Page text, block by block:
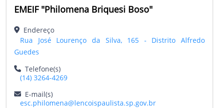
EMEIF "Philomena Briquesi Boso"
Endereço
Rua José Lourenço da Silva, 165 - Distrito Alfredo
Guedes
Telefone(s)
(14) 3264-4269
E-mail(s)
esc.philomena@lencoispaulista.sp.gov.br